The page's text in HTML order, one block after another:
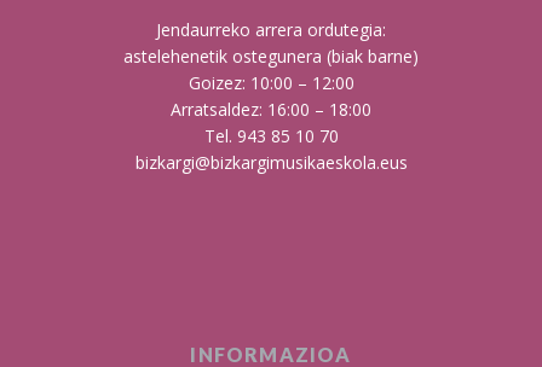
Jendaurreko arrera ordutegia:
astelehenetik ostegunera (biak barne)
Goizez: 10:00 – 12:00
Arratsaldez: 16:00 – 18:00
Tel. 943 85 10 70
bizkargi@bizkargimusikaeskola.eus
INFORMAZIOA